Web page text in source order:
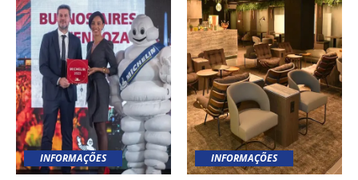
INFORMAÇÕES INFORMAÇÕES